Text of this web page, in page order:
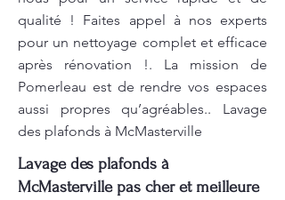
qualité ! Faites appel à nos experts
pour un nettoyage complet et efficace
après rénovation !. La mission de
Pomerleau est de rendre vos espaces
aussi propres qu’agréables.. Lavage
des plafonds à McMasterville
Lavage des plafonds à
McMasterville pas cher et meilleure